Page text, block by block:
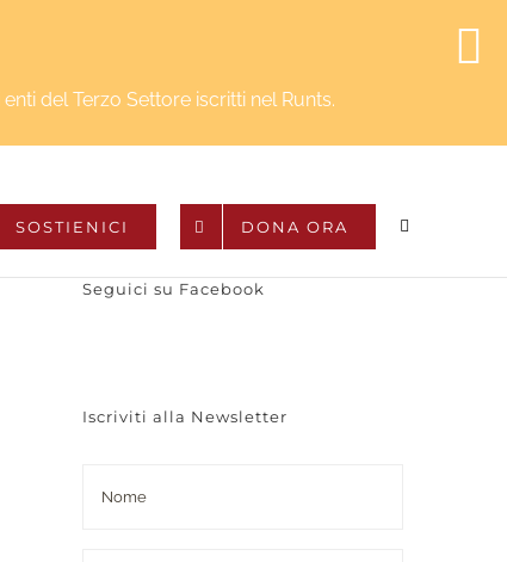
Twitter
SOSTIENICI DONA ORA
Seguici su Facebook
Iscriviti alla Newsletter
del Terzo Settore iscritti nel Runts.